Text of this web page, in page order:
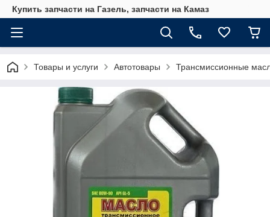
Купить запчасти на Газель, запчасти на Камаз
Товары и услуги Автотовары Трансмиссионные